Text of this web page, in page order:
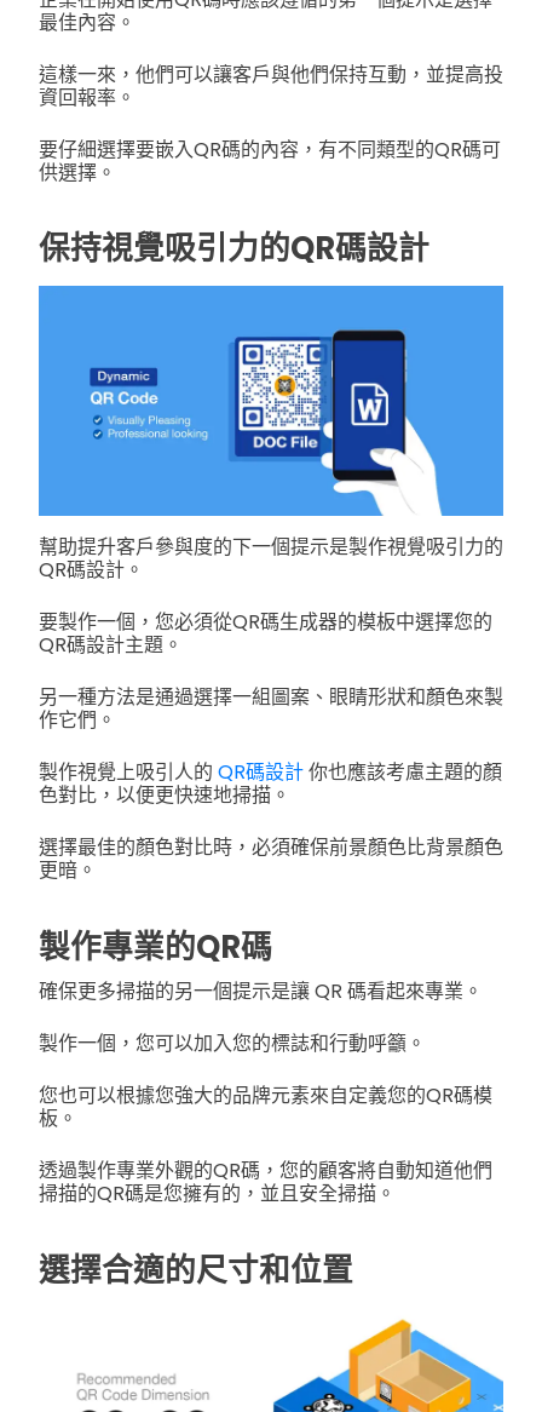
最佳內容。
這樣一來，他們可以讓客戶與他們保持互動，並提高投
資回報率。
要仔細選擇要嵌入QR碼的內容，有不同類型的QR碼可
供選擇。
保持視覺吸引力的QR碼設計
幫助提升客戶參與度的下一個提示是製作視覺吸引力的
QR碼設計。
要製作一個，您必須從QR碼生成器的模板中選擇您的
QR碼設計主題。
另一種方法是通過選擇一組圖案、眼睛形狀和顏色來製
作它們。
製作視覺上吸引人的 QR碼設計你也應該考慮主題的顏
色對比，以便更快速地掃描。
選擇最佳的顏色對比時，必須確保前景顏色比背景顏色
更暗。
製作專業的QR碼
確保更多掃描的另一個提示是讓 QR 碼看起來專業。
製作一個，您可以加入您的標誌和行動呼籲。
您也可以根據您強大的品牌元素來自定義您的QR碼模
板。
透過製作專業外觀的QR碼，您的顧客將自動知道他們
掃描的QR碼是您擁有的，並且安全掃描。
選擇合適的尺寸和位置